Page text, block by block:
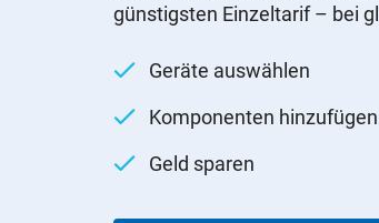
günstigsten Einzeltarif – bei
Geräte auswählen
Komponenten hinzufügen
Geld sparen